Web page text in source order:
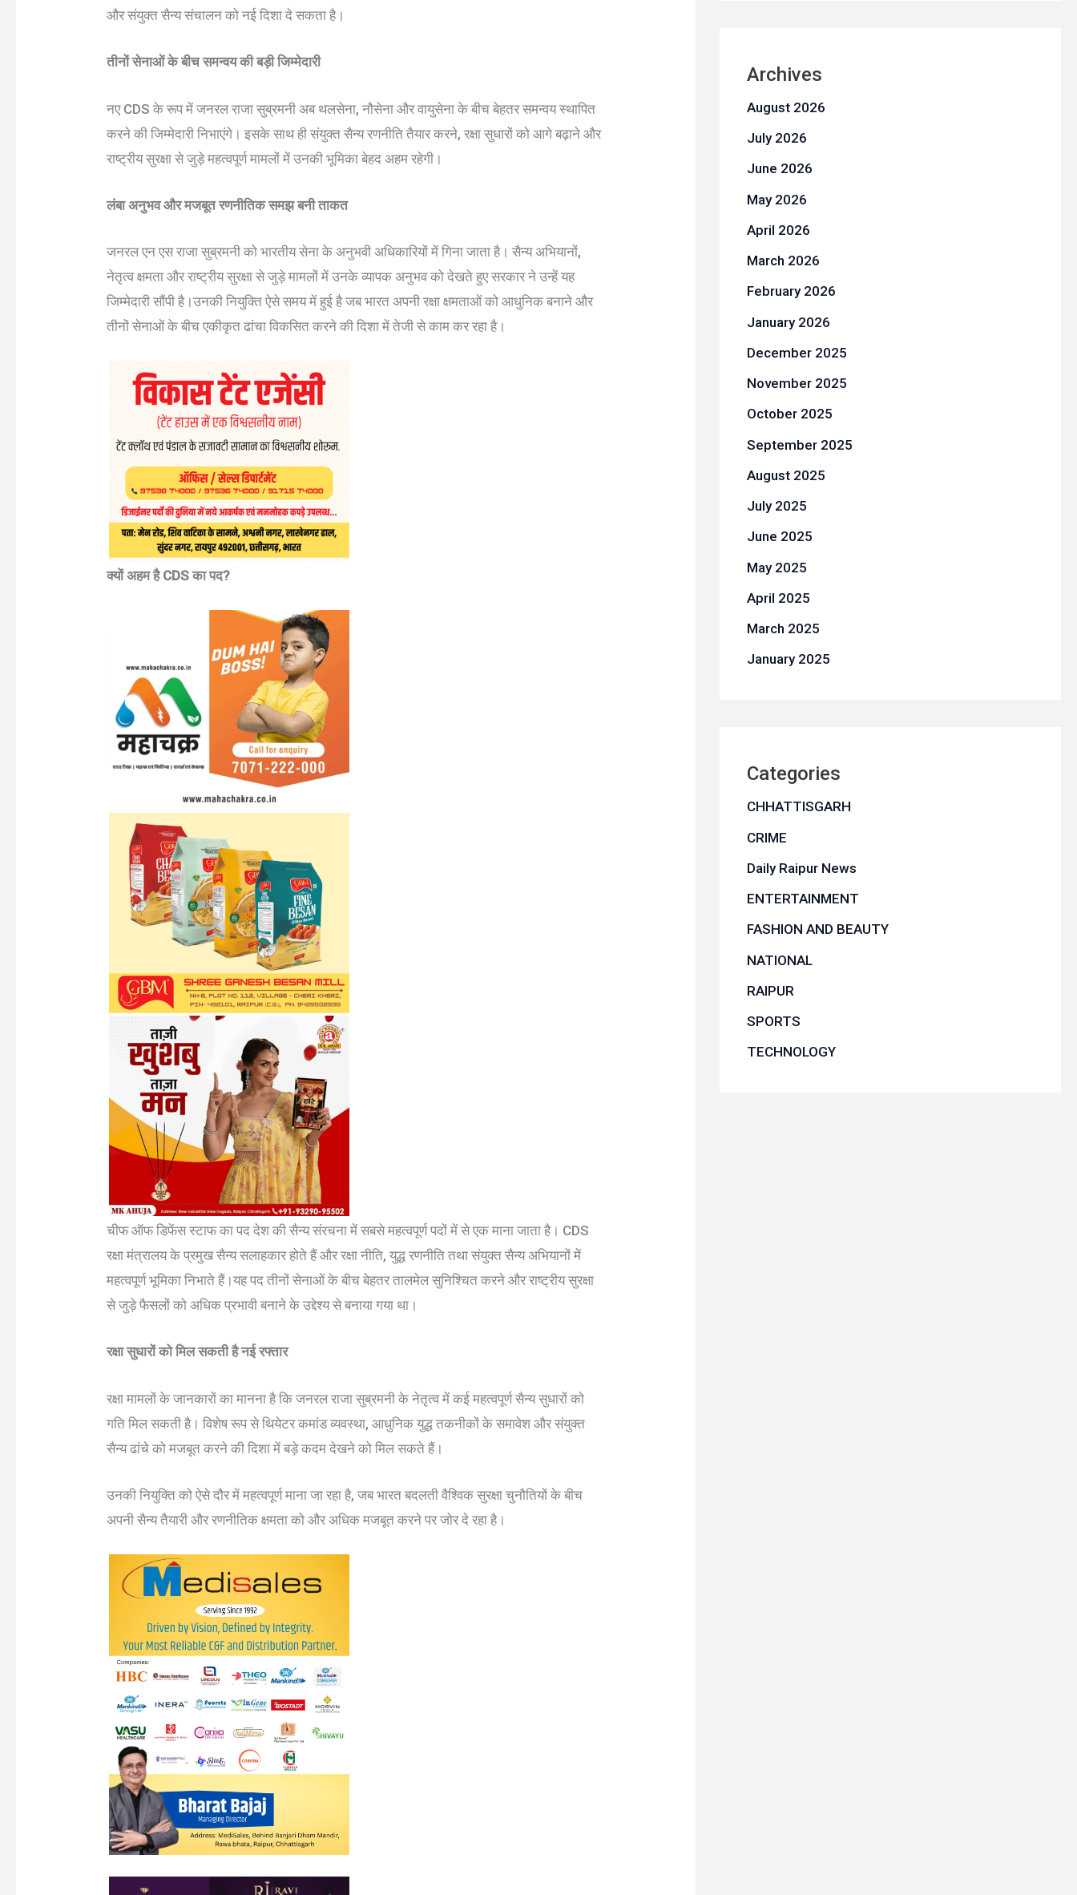
और संयुक्त सैन्य संचालन को नई दिशा दे सकता है।
तीनों सेनाओं के बीच समन्वय की बड़ी जिम्मेदारी
नए CDS के रूप में जनरल राजा सुब्रमनी अब थलसेना, नौसेना और वायुसेना के बीच बेहतर समन्वय स्थापित
करने की जिम्मेदारी निभाएंगे। इसके साथ ही संयुक्त सैन्य रणनीति तैयार करने, रक्षा सुधारों को आगे बढ़ाने और
राष्ट्रीय सुरक्षा से जुड़े महत्वपूर्ण मामलों में उनकी भूमिका बेहद अहम रहेगी।
लंबा अनुभव और मजबूत रणनीतिक समझ बनी ताकत
जनरल एन एस राजा सुब्रमनी को भारतीय सेना के अनुभवी अधिकारियों में गिना जाता है। सैन्य अभियानों,
नेतृत्व क्षमता और राष्ट्रीय सुरक्षा से जुड़े मामलों में उनके व्यापक अनुभव को देखते हुए सरकार ने उन्हें यह
जिम्मेदारी सौंपी है।उनकी नियुक्ति ऐसे समय में हुई है जब भारत अपनी रक्षा क्षमताओं को आधुनिक बनाने और
तीनों सेनाओं के बीच एकीकृत ढांचा विकसित करने की दिशा में तेजी से काम कर रहा है।
क्यों अहम है CDS का पद?
चीफ ऑफ डिफेंस स्टाफ का पद देश की सैन्य संरचना में सबसे महत्वपूर्ण पदों में से एक माना जाता है। CDS
रक्षा मंत्रालय के प्रमुख सैन्य सलाहकार होते हैं और रक्षा नीति, युद्ध रणनीति तथा संयुक्त सैन्य अभियानों में
महत्वपूर्ण भूमिका निभाते हैं।यह पद तीनों सेनाओं के बीच बेहतर तालमेल सुनिश्चित करने और राष्ट्रीय सुरक्षा
से जुड़े फैसलों को अधिक प्रभावी बनाने के उद्देश्य से बनाया गया था।
रक्षा सुधारों को मिल सकती है नई रफ्तार
रक्षा मामलों के जानकारों का मानना है कि जनरल राजा सुब्रमनी के नेतृत्व में कई महत्वपूर्ण सैन्य सुधारों को
गति मिल सकती है। विशेष रूप से थियेटर कमांड व्यवस्था, आधुनिक युद्ध तकनीकों के समावेश और संयुक्त
सैन्य ढांचे को मजबूत करने की दिशा में बड़े कदम देखने को मिल सकते हैं।
उनकी नियुक्ति को ऐसे दौर में महत्वपूर्ण माना जा रहा है, जब भारत बदलती वैश्विक सुरक्षा चुनौतियों के बीच
अपनी सैन्य तैयारी और रणनीतिक क्षमता को और अधिक मजबूत करने पर जोर दे रहा है।
Archives
August 2026
July 2026
June 2026
May 2026
April 2026
March 2026
February 2026
January 2026
December 2025
November 2025
October 2025
September 2025
August 2025
July 2025
June 2025
May 2025
April 2025
March 2025
January 2025
Categories
CHHATTISGARH
CRIME
Daily Raipur News
ENTERTAINMENT
FASHION AND BEAUTY
NATIONAL
RAIPUR
SPORTS
TECHNOLOGY